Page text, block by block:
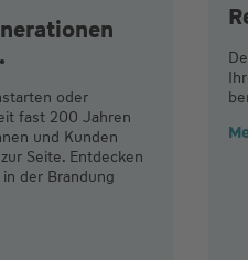
oder
fast 200 Jahren
und Kunden
Seite. Entdecken
der Brandung